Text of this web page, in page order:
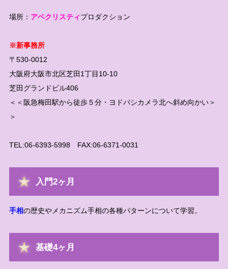
場所： アベクリスティプロダクション
※新事務所
〒530-0012
大阪府大阪市北区芝田1丁目10-10
芝田グランドビル406
＜＜阪急梅田駅から徒歩５分・ヨドバシカメラ北へ斜め向かい＞
＞
TEL:06-6393-5998 FAX:06-6371-0031
入門2ヶ月
手相の歴史やメカニズム手相の各種パターンについて学習。
基礎4ヶ月